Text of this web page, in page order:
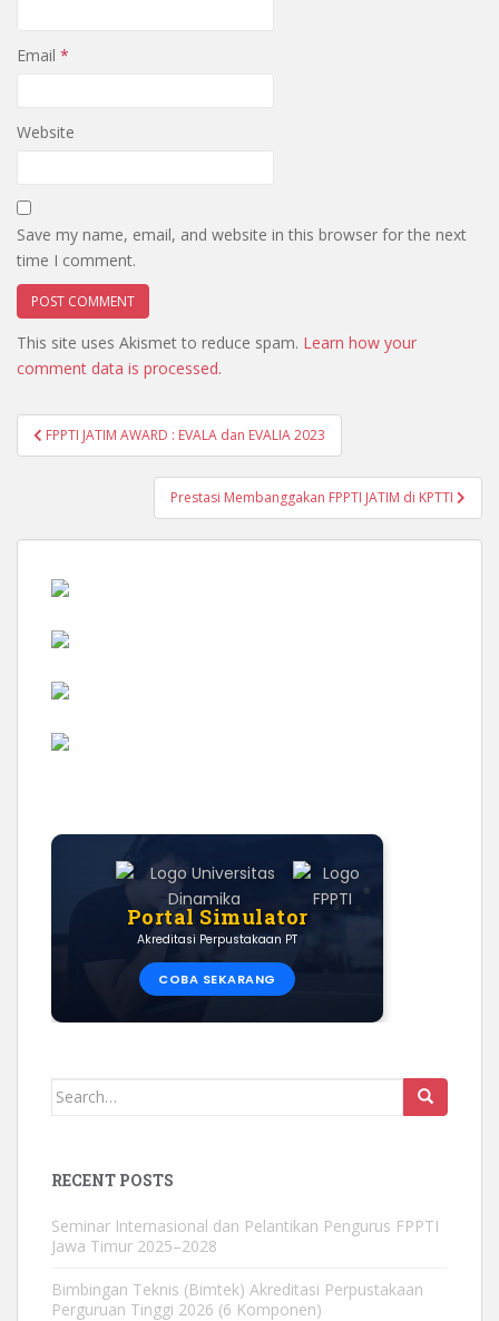
Email *
Website
Save my name, email, and website in this browser for the next
time I comment.
This site uses Akismet to reduce spam. Learn how your
comment data is processed.
Post
navigation
FPPTI JATIM AWARD : EVALA dan EVALIA 2023
Prestasi Membanggakan FPPTI JATIM di KPTTI
Portal Simulator
Akreditasi Perpustakaan PT
COBA SEKARANG
Search
RECENT POSTS
Seminar Internasional dan Pelantikan Pengurus FPPTI
Jawa Timur 2025–2028
Bimbingan Teknis (Bimtek) Akreditasi Perpustakaan
Perguruan Tinggi 2026 (6 Komponen)